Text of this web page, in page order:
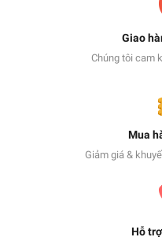
Giao
Chúng tôi cam
Mua
Giảm giá &
Hỗ